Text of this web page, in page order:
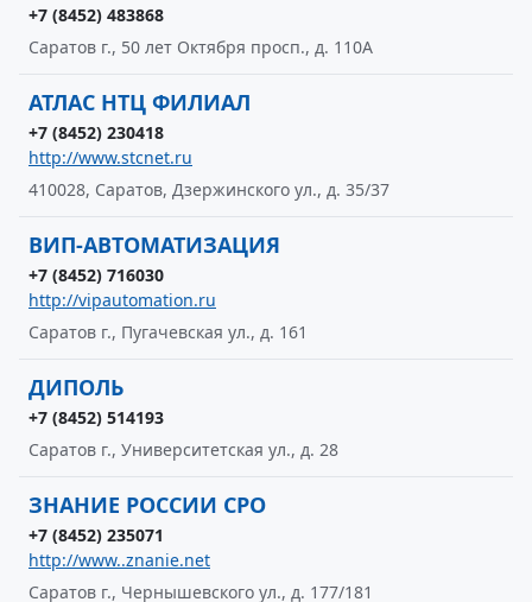
+7 (8452) 483868
Саратов г., 50 лет Октября просп., д. 110А
АТЛАС НТЦ ФИЛИАЛ
+7 (8452) 230418
http://www.stcnet.ru
410028, Саратов, Дзержинского ул., д. 35/37
ВИП-АВТОМАТИЗАЦИЯ
+7 (8452) 716030
http://vipautomation.ru
Саратов г., Пугачевская ул., д. 161
ДИПОЛЬ
+7 (8452) 514193
Саратов г., Университетская ул., д. 28
ЗНАНИЕ РОССИИ СРО
+7 (8452) 235071
http://www..znanie.net
Саратов г., Чернышевского ул., д. 177/181